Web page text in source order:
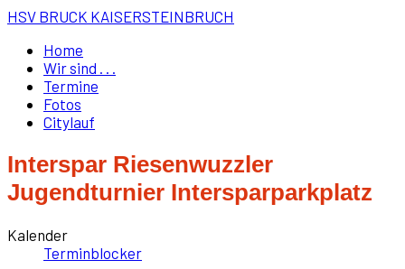
HSV BRUCK KAISERSTEINBRUCH
Home
Wir sind . . .
Termine
Fotos
Citylauf
Interspar Riesenwuzzler
Jugendturnier Intersparparkplatz
Kalender
Terminblocker